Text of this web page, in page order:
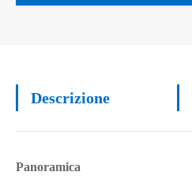
Descrizione
Panoramica